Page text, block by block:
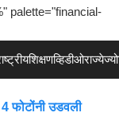
palette="financial-
शिक्षणव्हिडीओराज्ये
4 फोटोंनी उडवली